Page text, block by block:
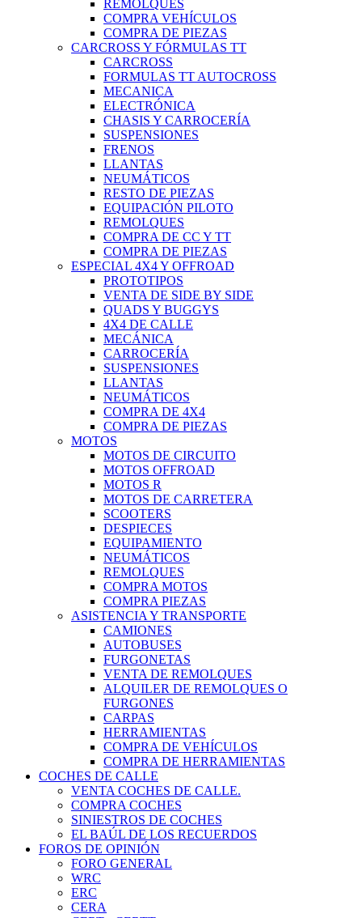
REMOLQUES
COMPRA VEHÍCULOS
COMPRA DE PIEZAS
CARCROSS Y FÓRMULAS TT
CARCROSS
FORMULAS TT AUTOCROSS
MECANICA
ELECTRÓNICA
CHASIS Y CARROCERÍA
SUSPENSIONES
FRENOS
LLANTAS
NEUMÁTICOS
RESTO DE PIEZAS
EQUIPACIÓN PILOTO
REMOLQUES
COMPRA DE CC Y TT
COMPRA DE PIEZAS
ESPECIAL 4X4 Y OFFROAD
PROTOTIPOS
VENTA DE SIDE BY SIDE
QUADS Y BUGGYS
4X4 DE CALLE
MECÁNICA
CARROCERÍA
SUSPENSIONES
LLANTAS
NEUMÁTICOS
COMPRA DE 4X4
COMPRA DE PIEZAS
MOTOS
MOTOS DE CIRCUITO
MOTOS OFFROAD
MOTOS R
MOTOS DE CARRETERA
SCOOTERS
DESPIECES
EQUIPAMIENTO
NEUMÁTICOS
REMOLQUES
COMPRA MOTOS
COMPRA PIEZAS
ASISTENCIA Y TRANSPORTE
CAMIONES
AUTOBUSES
FURGONETAS
VENTA DE REMOLQUES
ALQUILER DE REMOLQUES O
FURGONES
CARPAS
HERRAMIENTAS
COMPRA DE VEHÍCULOS
COMPRA DE HERRAMIENTAS
COCHES DE CALLE
VENTA COCHES DE CALLE.
COMPRA COCHES
SINIESTROS DE COCHES
EL BAÚL DE LOS RECUERDOS
FOROS DE OPINIÓN
FORO GENERAL
WRC
ERC
CERA